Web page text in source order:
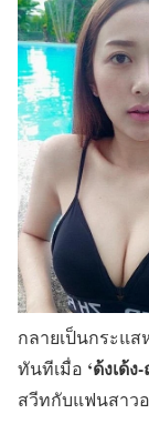
กลายเป็นกระแ
ทันทีเมื่อ ‘ด้งเด้
สวีทกับแฟนสาว